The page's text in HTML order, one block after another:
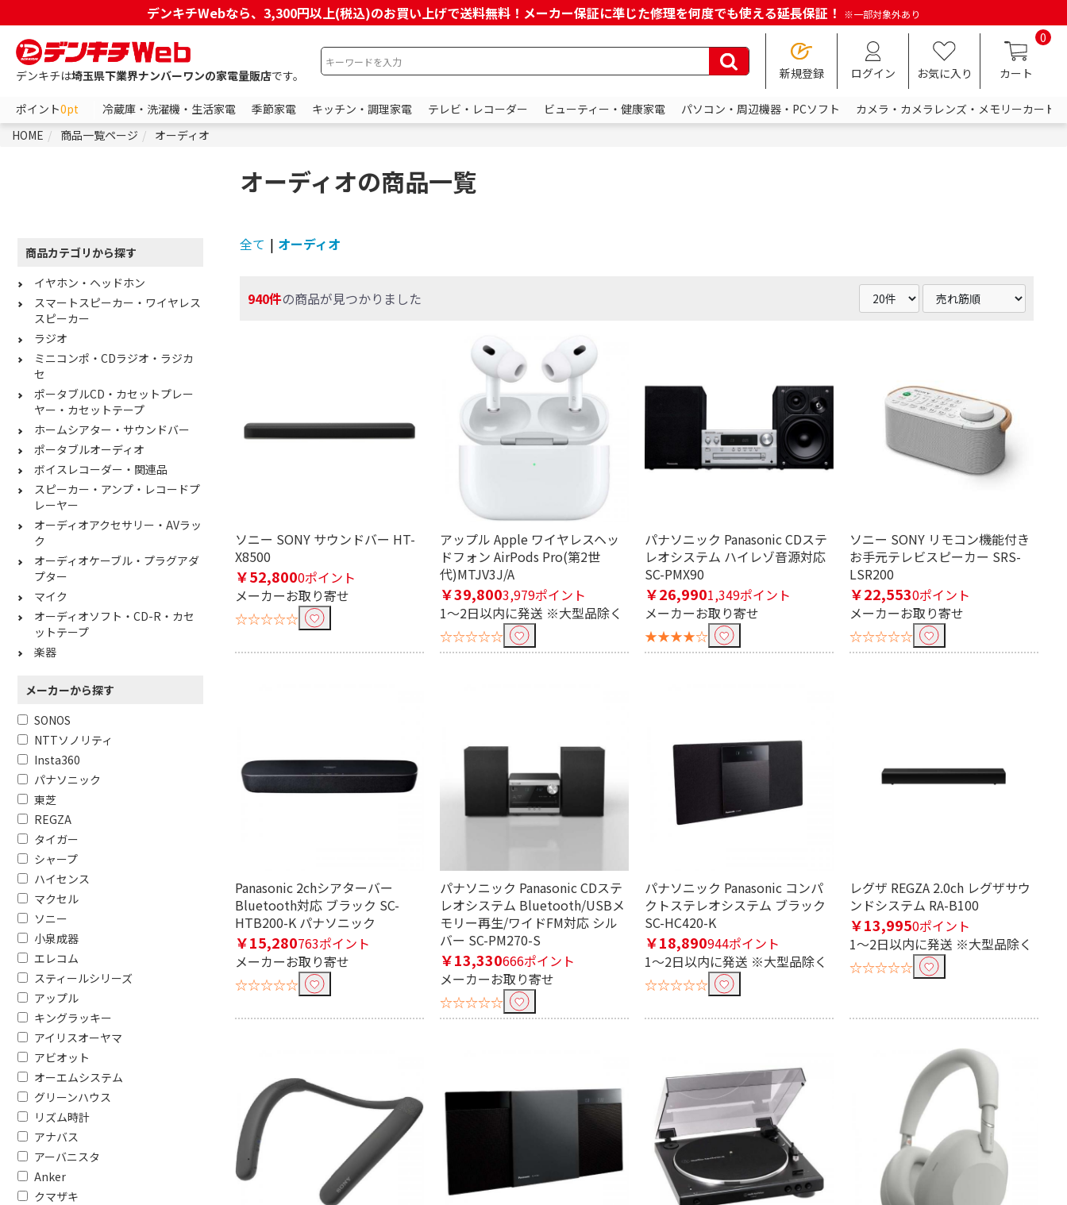
デンキチWebなら、3,300円以上(税込)のお買い上げで送料無料！メーカー保証に準じた修理を何度でも使える延長保証！ ※一部対象外あり
デンキチは埼玉県下業界ナンバーワンの家電量販店です。 新規登録 ログイン お気に入り
0
カート
ポイント0pt 冷蔵庫・洗濯機・生活家電 季節家電 キッチン・調理家電 テレビ・レコーダー ビューティー・健康家電 パソコン・周辺機器・PCソフト
カメラ・カメラレンズ・メモリーカード
HOME
商品一覧ページ オーディオ
オーディオの商品一覧
全て | オーディオ
940件の商品が見つかりました
ソニー SONY サウンドバー HT-
X8500
￥52,8000ポイント
メーカーお取り寄せ
☆☆☆☆☆
アップル Apple ワイヤレスヘッ
ドフォン AirPods Pro(第2世
代)MTJV3J/A
￥39,8003,979ポイント
1～2日以内に発送 ※大型品除く
☆☆☆☆☆
パナソニック Panasonic CDステ
レオシステム ハイレゾ音源対応
SC-PMX90
￥26,9901,349ポイント
メーカーお取り寄せ
★★★★☆
ソニー SONY リモコン機能付き
お手元テレビスピーカー SRS-
LSR200
￥22,5530ポイント
メーカーお取り寄せ
☆☆☆☆☆
Panasonic 2chシアターバー
Bluetooth対応 ブラック SC-
HTB200-K パナソニック
￥15,280763ポイント
メーカーお取り寄せ
☆☆☆☆☆
パナソニック Panasonic CDステ
レオシステム Bluetooth/USBメ
モリー再生/ワイドFM対応 シル
バー SC-PM270-S
￥13,330666ポイント
メーカーお取り寄せ
☆☆☆☆☆
パナソニック Panasonic コンパ
クトステレオシステム ブラック
SC-HC420-K
￥18,890944ポイント
1～2日以内に発送 ※大型品除く
☆☆☆☆☆
レグザ REGZA 2.0ch レグザサウ
ンドシステム RA-B100
￥13,9950ポイント
1～2日以内に発送 ※大型品除く
☆☆☆☆☆
商品カテゴリから探す
イヤホン・ヘッドホン
スマートスピーカー・ワイヤレス
スピーカー
ラジオ
ミニコンポ・CDラジオ・ラジカ
セ
ポータブルCD・カセットプレー
ヤー・カセットテープ
ホームシアター・サウンドバー
ポータブルオーディオ
ボイスレコーダー・関連品
スピーカー・アンプ・レコードプ
レーヤー
オーディオアクセサリー・AVラッ
ク
オーディオケーブル・プラグアダ
プター
マイク
オーディオソフト・CD-R・カセ
ットテープ
楽器
メーカーから探す
SONOS
NTTソノリティ
Insta360
パナソニック
東芝
REGZA
タイガー
シャープ
ハイセンス
マクセル
ソニー
小泉成器
エレコム
スティールシリーズ
アップル
キングラッキー
アイリスオーヤマ
アビオット
オーエムシステム
グリーンハウス
リズム時計
アナバス
アーバニスタ
Anker
クマザキ
条件で絞り込む
フリーワードで絞り込む
除外する にチェックを入れると、指定したワードを除外して検索します。
価格で絞り込む
円
ブランド名で絞り込む
risora（リソラ）
便利&快適機能で絞り込む
ふろ水ポンプ 歩数計機能
高さで絞り込む